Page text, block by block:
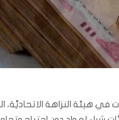
هيئة النزاهة الاتحاديَّة،